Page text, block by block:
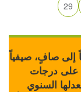
29
إلى صافٍ، صيفياً
على درجات
السنوي